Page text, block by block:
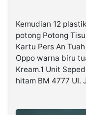
Kemudian 12
potong Potong
Kartu Pers An
Oppo warna biru
Kream.1 Unit
hitam BM 4777 UI.